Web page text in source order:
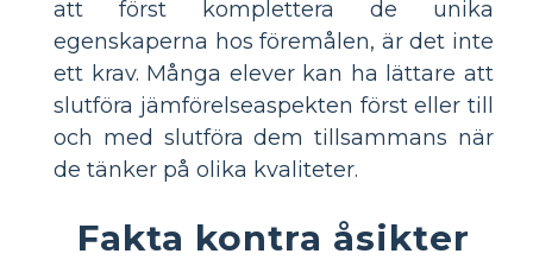
att först komplettera de unika
egenskaperna hos föremålen, är det inte
ett krav. Många elever kan ha lättare att
slutföra jämförelseaspekten först eller till
och med slutföra dem tillsammans när
de tänker på olika kvaliteter.
Fakta kontra åsikter